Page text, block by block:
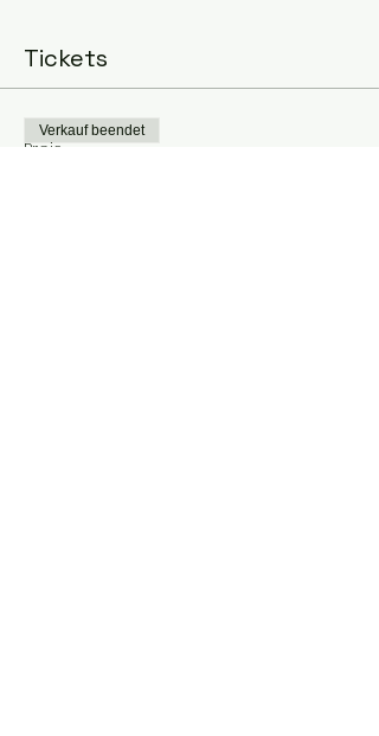
Tickets
Preis
Verkauf beendet